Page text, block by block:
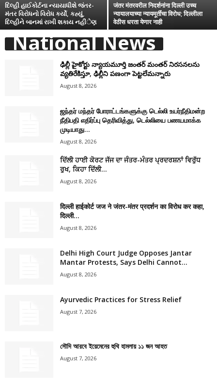
દિલ્હી હાઈકોર્ટના ન્યાયાધીશે જંતર-
મંતર વિરોધનો વિરોધ કર્યો, કહ્યું,
દિલ્હીને બાનમાં રાખી શકાય નહીંેણ
जंतर मंतरवरील निदर्शनांना दिल्ली उच्च
न्यायालयाच्या न्यायमूर्तींचा विरोध; दिल्लीला
वेठीस धरता येणार नाही
National News
ఢిల్లీ హైకోర్టు న్యాయమూర్తి జంతర్ మంతర్ నిరసనలను
వ్యతిరేకిస్తూ, ఢిల్లీని పణంగా పెట్టలేమన్నారు
August 8, 2026
ஜந்தர் மந்தர் போராட்டங்களுக்கு டெல்லி உயர்நீதிமன்ற
நீதிபதி எதிர்ப்பு தெரிவித்து, டெல்லியை பணயமாக்க
முடியாது...
August 8, 2026
ਦਿੱਲੀ ਹਾਈ ਕੋਰਟ ਜੱਜ ਦਾ ਜੰਤਰ-ਮੰਤਰ ਪ੍ਰਦਰਸ਼ਨਾਂ ਵਿਰੁੱਧ
ਰੁਖ, ਕਿਹਾ ਦਿੱਲੀ...
August 8, 2026
दिल्ली हाईकोर्ट जज ने जंतर-मंतर प्रदर्शन का विरोध कर कहा,
दिल्ली...
August 8, 2026
Delhi High Court Judge Opposes Jantar
Mantar Protests, Says Delhi Cannot...
August 8, 2026
Ayurvedic Practices for Stress Relief
August 7, 2026
সৌদি আরবে ইয়েমেনের হুথি হামলায় ১১ জন আহত
August 7, 2026